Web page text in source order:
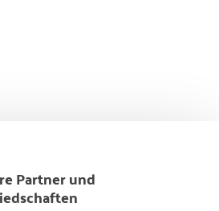
Partner und